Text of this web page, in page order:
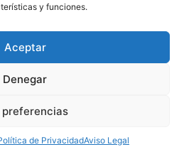
y funciones.
Aceptar
Denegar
preferencias
de PrivacidadAviso Legal